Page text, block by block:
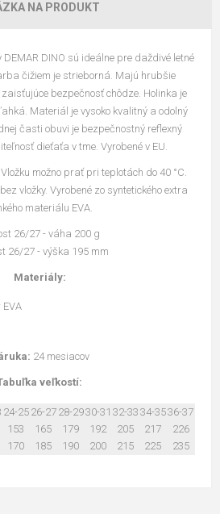
NA PRODUKT
DINO sú ideálne pre daždivé letné
čižiem je strieborná. Majú hrubšie
bezpečnosť chôdze. Holinka je
Materiál je vysoko kvalitný a odolný
časti obuvi je bezpečnostný reflexný
dieťaťa v tme. Vyrobené v EU.
možno prať pri teplotách do 40 °C.
vložky. Vyrobené zo syntetického extra
materiálu EVA.
26/27 - váha 200 g
26/27 - výška 195 mm
Materiály:
EVA
24 mesiacov
veľkostí:
24-25 26-27 28-2930-31 32-33 34-3536-37
153 165 179 192 205 217
226
170 185 190 200 215 225 235